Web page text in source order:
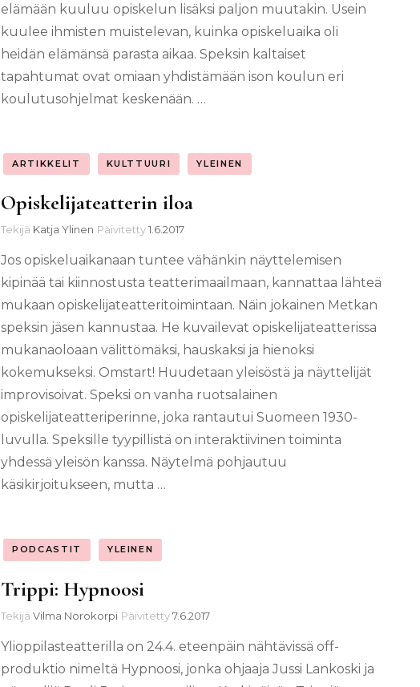
elämään kuuluu opiskelun lisäksi paljon muutakin. Usein
kuulee ihmisten muistelevan, kuinka opiskeluaika oli
heidän elämänsä parasta aikaa. Speksin kaltaiset
tapahtumat ovat omiaan yhdistämään ison koulun eri
koulutusohjelmat keskenään. …
ARTIKKELIT KULTTUURI YLEINEN
Opiskelijateatterin iloa
Tekijä Katja Ylinen Päivitetty1.6.2017
Jos opiskeluaikanaan tuntee vähänkin näyttelemisen
kipinää tai kiinnostusta teatterimaailmaan, kannattaa lähteä
mukaan opiskelijateatteritoimintaan. Näin jokainen Metkan
speksin jäsen kannustaa. He kuvailevat opiskelijateatterissa
mukanaoloaan välittömäksi, hauskaksi ja hienoksi
kokemukseksi. Omstart! Huudetaan yleisöstä ja näyttelijät
improvisoivat. Speksi on vanha ruotsalainen
opiskelijateatteriperinne, joka rantautui Suomeen 1930-
luvulla. Speksille tyypillistä on interaktiivinen toiminta
yhdessä yleisön kanssa. Näytelmä pohjautuu
käsikirjoitukseen, mutta …
PODCASTIT YLEINEN
Trippi: Hypnoosi
Tekijä Vilma Norokorpi Päivitetty7.6.2017
Ylioppilasteatterilla on 24.4. eteenpäin nähtävissä off-
produktio nimeltä Hypnoosi, jonka ohjaaja Jussi Lankoski ja